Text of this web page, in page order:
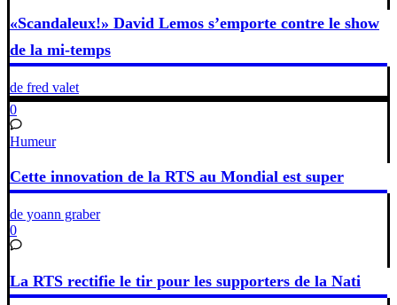
«Scandaleux!» David Lemos s’emporte contre le show
de la mi-temps
de fred valet
0
Humeur
Cette innovation de la RTS au Mondial est super
de yoann graber
0
La RTS rectifie le tir pour les supporters de la Nati